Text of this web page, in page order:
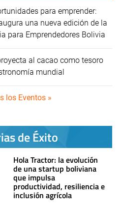
para emprender:
una nueva edición de la
para Emprendedores Bolivia
al cacao como tesoro
mundial
los Eventos »
de Éxito
Hola Tractor: la evolución
de una startup boliviana
que impulsa
productividad, resiliencia e
inclusión agrícola